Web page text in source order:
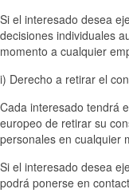
Si el interesado desea
decisiones individuales
momento a cualquier
i) Derecho a retirar el
Cada interesado tendrá
europeo de retirar su
personales en cualquier
Si el interesado desea
podrá ponerse en